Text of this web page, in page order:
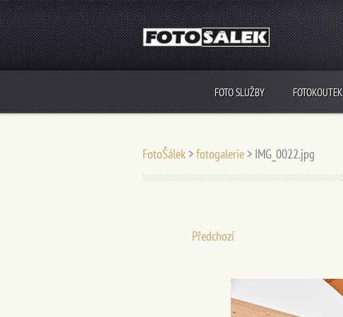
FOTO SLUŽBY FOTOKOUTEK
FotoŠálek >fotogalerie > IMG_0022.jpg
Předchozí